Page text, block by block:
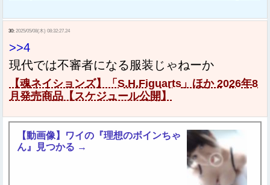
30: 2025/05/08(木) 08:32:27.24
>>4
現代では不審者になる服装じゃねーか
【魂ネイションズ】「S.H.Figuarts」ほか 2026年8
月発売商品【スケジュール公開】
【動画像】ワイの『理想のボインちゃ
ん』見つかる →